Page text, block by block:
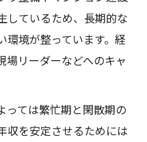
しているため、長期的な
環境が整っています。経
場リーダーなどへのキャ
っては繁忙期と閑散期の
収を安定させるためには